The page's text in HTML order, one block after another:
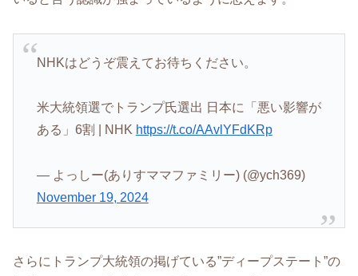
NHKはどうぞ震えてお待ちください。
米大統領選でトランプ氏選出 日本に「悪い影響が
ある」6割 | NHK https://t.co/AAvlYFdKRp
— よっしー(ありすママファミリー) (@ych369)
November 19, 2024
さらにトランプ大統領の掲げている”ディープステート”の